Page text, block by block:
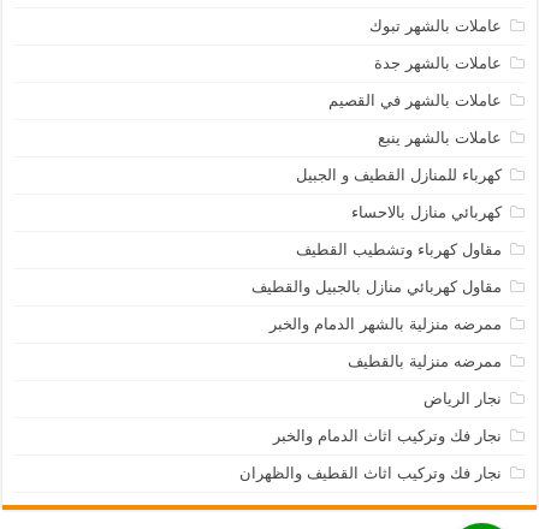
عاملات بالشهر تبوك
عاملات بالشهر جدة
عاملات بالشهر في القصيم
عاملات بالشهر ينبع
كهرباء للمنازل القطيف و الجبيل
كهربائي منازل بالاحساء
مقاول كهرباء وتشطيب القطيف
مقاول كهربائي منازل بالجبيل والقطيف
ممرضه منزلية بالشهر الدمام والخبر
ممرضه منزلية بالقطيف
نجار الرياض
نجار فك وتركيب اثاث الدمام والخبر
نجار فك وتركيب اثاث القطيف والظهران